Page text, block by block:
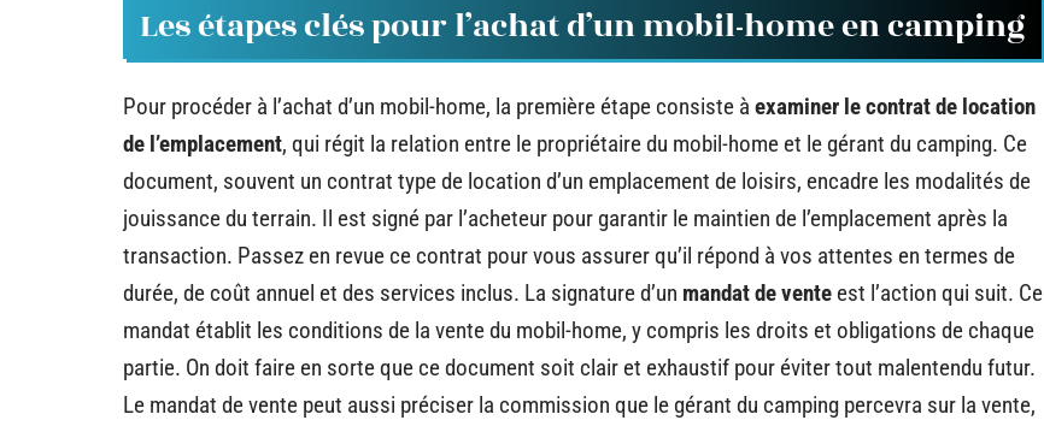
Les étapes clés pour l’achat d’un mobil-home en camping
Pour procéder à l’achat d’un mobil-home, la première étape consiste à examiner le contrat de location
de l’emplacement, qui régit la relation entre le propriétaire du mobil-home et le gérant du camping. Ce
document, souvent un contrat type de location d’un emplacement de loisirs, encadre les modalités de
jouissance du terrain. Il est signé par l’acheteur pour garantir le maintien de l’emplacement après la
transaction. Passez en revue ce contrat pour vous assurer qu’il répond à vos attentes en termes de
durée, de coût annuel et des services inclus. La signature d’un mandat de vente est l’action qui suit. Ce
mandat établit les conditions de la vente du mobil-home, y compris les droits et obligations de chaque
partie. On doit faire en sorte que ce document soit clair et exhaustif pour éviter tout malentendu futur.
Le mandat de vente peut aussi préciser la commission que le gérant du camping percevra sur la vente,